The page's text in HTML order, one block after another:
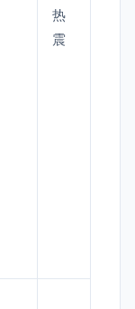
热
震